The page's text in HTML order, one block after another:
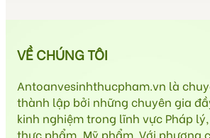
VỀ CHÚNG TÔI
Antoanvesinhthucpham.vn là
thành lập bởi những chuyên gia
kinh nghiệm trong lĩnh vực Pháp
thực phẩm, Mỹ phẩm. Với phương